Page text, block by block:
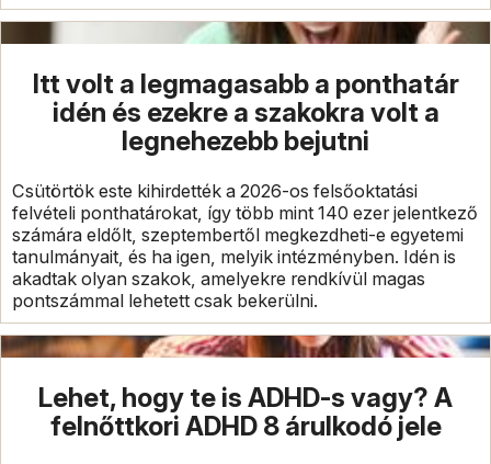
Itt volt a legmagasabb a ponthatár
idén és ezekre a szakokra volt a
legnehezebb bejutni
Csütörtök este kihirdették a 2026-os felsőoktatási
felvételi ponthatárokat, így több mint 140 ezer jelentkező
számára eldőlt, szeptembertől megkezdheti-e egyetemi
tanulmányait, és ha igen, melyik intézményben. Idén is
akadtak olyan szakok, amelyekre rendkívül magas
pontszámmal lehetett csak bekerülni.
Lehet, hogy te is ADHD-s vagy? A
felnőttkori ADHD 8 árulkodó jele